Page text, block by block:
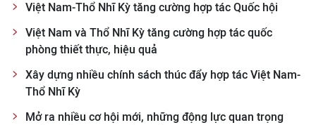
Việt Nam-Thổ Nhĩ Kỳ tăng cường hợp tác Quốc hội
Việt Nam và Thổ Nhĩ Kỳ tăng cường hợp tác quốc
phòng thiết thực, hiệu quả
Xây dựng nhiều chính sách thúc đẩy hợp tác Việt Nam-
Thổ Nhĩ Kỳ
Mở ra nhiều cơ hội mới, những động lực quan trọng